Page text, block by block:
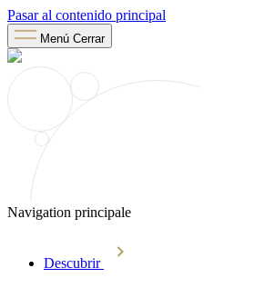
Pasar al contenido principal
Menú Cerrar
Navigation principale
Descubrir